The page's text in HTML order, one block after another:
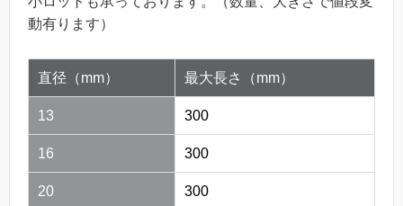
動有ります）
直径（mm） 最大長さ（mm）
13 300
16 300
20 300